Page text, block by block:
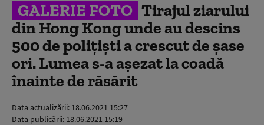
GALERIE FOTO Tirajul ziarului
din Hong Kong unde au descins
500 de polițiști a crescut de șase
ori. Lumea s-a așezat la coadă
înainte de răsărit
Data actualizării: 18.06.2021 15:27
Data publicării: 18.06.2021 15:19